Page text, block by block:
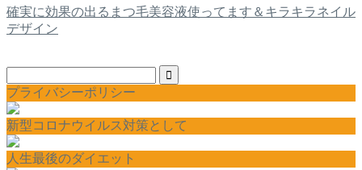
確実に効果の出るまつ毛美容液使ってます＆キラキラネイル
デザイン
プライバシーポリシー
新型コロナウイルス対策として
人生最後のダイエット